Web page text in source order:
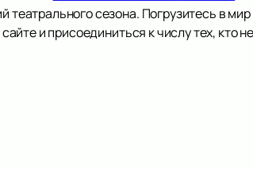
сезона. Погрузитесь в
и присоединиться к числу тех, кто